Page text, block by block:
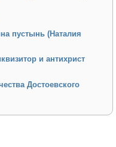
пустынь (Наталия
и антихрист
Достоевского